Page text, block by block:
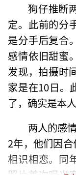
狗仔推断
定。此前的分
是分手后复合
感情依旧甜蜜
发现，拍摄时
家是在10日。
了，确实是本人
两人的感
2年，他们因合
相识相恋。同